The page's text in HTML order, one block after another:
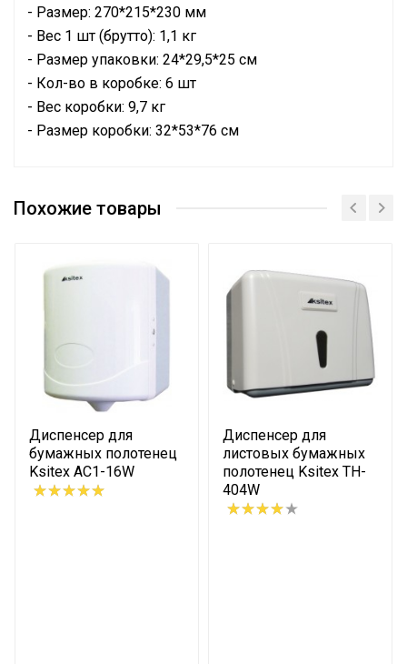
- Размер: 270*215*230 мм
- Вес 1 шт (брутто): 1,1 кг
- Размер упаковки: 24*29,5*25 см
- Кол-во в коробке: 6 шт
- Вес коробки: 9,7 кг
- Размер коробки: 32*53*76 см
Похожие товары
Диспенсер для
бумажных полотенец
Ksitex AC1-16W
Диспенсер для
листовых бумажных
полотенец Ksitex TH-
404W